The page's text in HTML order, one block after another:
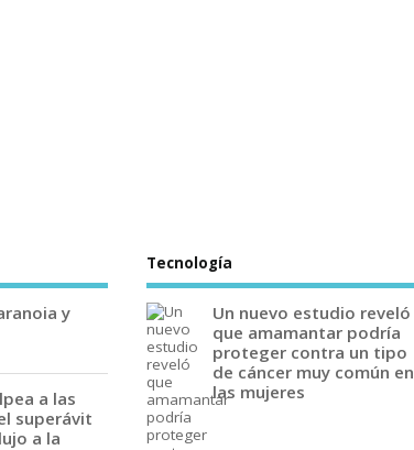
y
a las
superávit
a la
Tecnología
Un nuevo estudio reveló
que amamantar podría
proteger contra un tipo
de cáncer muy común en
las mujeres